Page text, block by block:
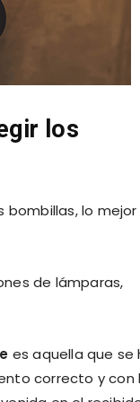
los
bombillas, lo mejor
de lámparas,
es aquella que se
correcto y con